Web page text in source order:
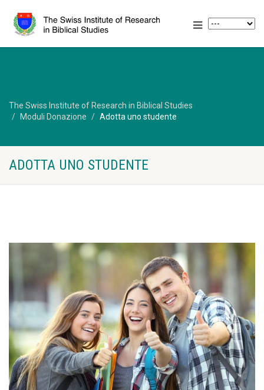
The Swiss Institute of Research in Biblical Studies
Moduli Donazione
Adotta uno studente
ADOTTA UNO STUDENTE